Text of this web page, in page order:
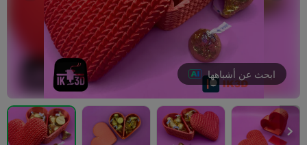
ابحث عن أشباهها
